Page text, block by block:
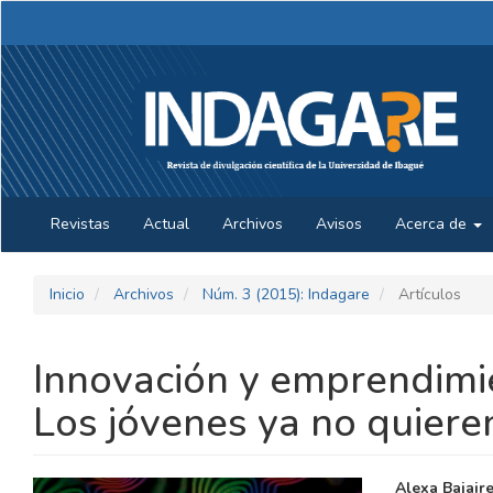
Contenido
principal
Barra
lateral
Revistas Actual Archivos Avisos Acerca de
Inicio Archivos Núm. 3 (2015): Indagare Artículos
Innovación y
Los jóvenes ya no
Alexa